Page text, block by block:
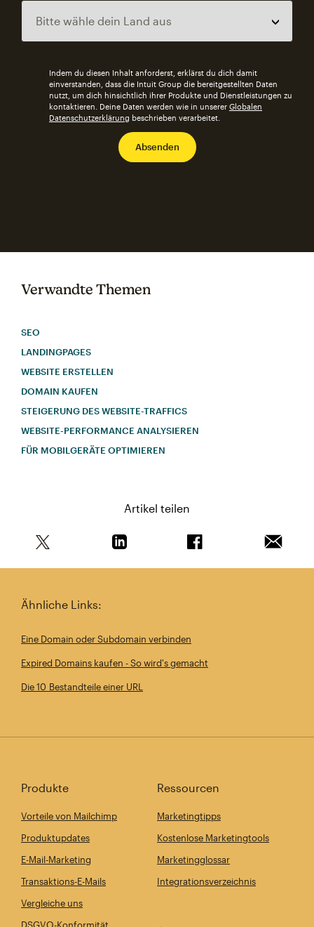
Indem du diesen Inhalt anforderst, erklärst du dich damit
einverstanden, dass die Intuit Group die bereitgestellten Daten
nutzt, um dich hinsichtlich ihrer Produkte und Dienstleistungen zu
kontaktieren. Deine Daten werden wie in unserer Globalen
Datenschutzerklärung beschrieben verarbeitet.
Verwandte Themen
SEO
LANDINGPAGES
WEBSITE ERSTELLEN
DOMAIN KAUFEN
STEIGERUNG DES WEBSITE-TRAFFICS
WEBSITE-PERFORMANCE ANALYSIEREN
FÜR MOBILGERÄTE OPTIMIEREN
Artikel teilen
Ähnliche Links:
Eine Domain oder Subdomain verbinden
Expired Domains kaufen - So wird's gemacht
Die 10 Bestandteile einer URL
Produkte
Vorteile von Mailchimp
Produktupdates
E-Mail-Marketing
Transaktions-E-Mails
Vergleiche uns
Ressourcen
Marketingtipps
Kostenlose Marketingtools
Marketingglossar
Integrationsverzeichnis